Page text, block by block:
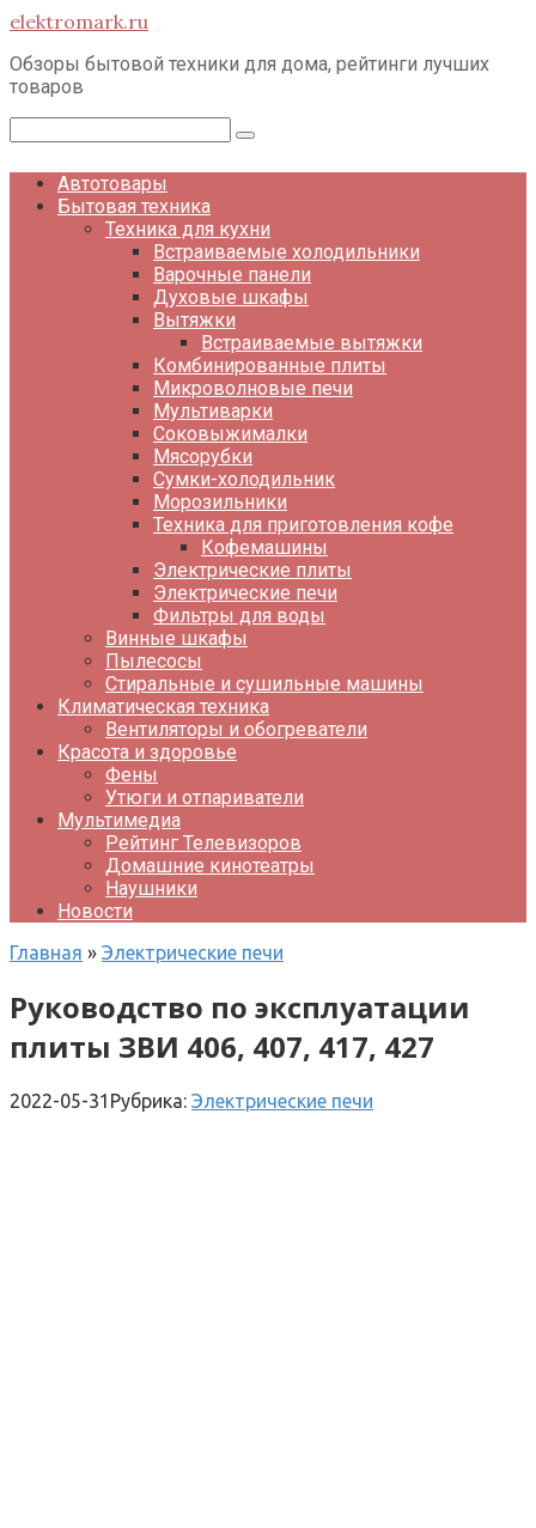
Перейти
контенту
elektromark.ru
Обзоры бытовой техники для дома, рейтинги лучших
товаров
Автотовары
Бытовая техника
Техника для кухни
Встраиваемые холодильники
Варочные панели
Духовые шкафы
Вытяжки
Встраиваемые вытяжки
Комбинированные плиты
Микроволновые печи
Мультиварки
Соковыжималки
Мясорубки
Сумки-холодильник
Морозильники
Техника для приготовления кофе
Кофемашины
Электрические плиты
Электрические печи
Фильтры для воды
Винные шкафы
Пылесосы
Стиральные и сушильные машины
Климатическая техника
Вентиляторы и обогреватели
Красота и здоровье
Фены
Утюги и отпариватели
Мультимедиа
Рейтинг Телевизоров
Домашние кинотеатры
Наушники
Новости
Главная » Электрические печи
Руководство по эксплуатации
плиты ЗВИ 406, 407, 417, 427
2022-05-31 Рубрика: Электрические печи